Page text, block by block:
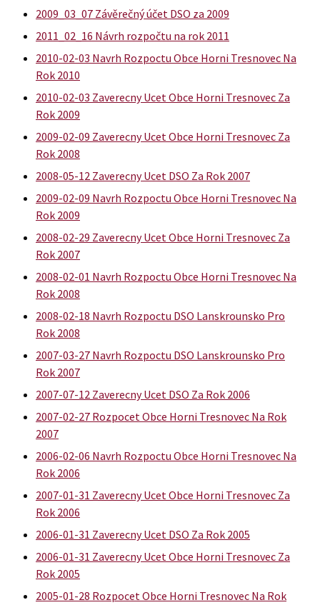
2009_03_07 Závěrečný účet DSO za 2009
2011_02_16 Návrh rozpočtu na rok 2011
2010-02-03 Navrh Rozpoctu Obce Horni Tresnovec Na
Rok 2010
2010-02-03 Zaverecny Ucet Obce Horni Tresnovec Za
Rok 2009
2009-02-09 Zaverecny Ucet Obce Horni Tresnovec Za
Rok 2008
2008-05-12 Zaverecny Ucet DSO Za Rok 2007
2009-02-09 Navrh Rozpoctu Obce Horni Tresnovec Na
Rok 2009
2008-02-29 Zaverecny Ucet Obce Horni Tresnovec Za
Rok 2007
2008-02-01 Navrh Rozpoctu Obce Horni Tresnovec Na
Rok 2008
2008-02-18 Navrh Rozpoctu DSO Lanskrounsko Pro
Rok 2008
2007-03-27 Navrh Rozpoctu DSO Lanskrounsko Pro
Rok 2007
2007-07-12 Zaverecny Ucet DSO Za Rok 2006
2007-02-27 Rozpocet Obce Horni Tresnovec Na Rok
2007
2006-02-06 Navrh Rozpoctu Obce Horni Tresnovec Na
Rok 2006
2007-01-31 Zaverecny Ucet Obce Horni Tresnovec Za
Rok 2006
2006-01-31 Zaverecny Ucet DSO Za Rok 2005
2006-01-31 Zaverecny Ucet Obce Horni Tresnovec Za
Rok 2005
2005-01-28 Rozpocet Obce Horni Tresnovec Na Rok